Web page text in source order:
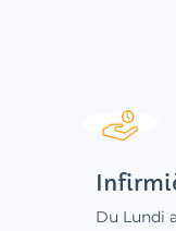
Du Lundi